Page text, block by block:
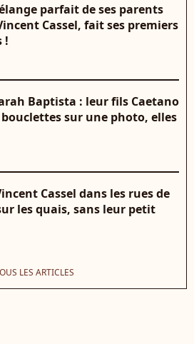
parfait de ses parents
Cassel, fait ses premiers
!
Baptista : leur fils Caetano
sur une photo, elles
Cassel dans les rues de
les quais, sans leur petit
LES ARTICLES